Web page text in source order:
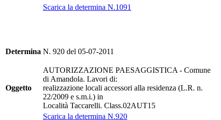
Scarica la determina N.1091
Determina N. 920 del 05-07-2011
Oggetto
AUTORIZZAZIONE PAESAGGISTICA - Comune
di Amandola. Lavori di:
realizzazione locali accessori alla residenza (L.R. n.
22/2009 e s.m.i.) in
Località Taccarelli. Class.02AUT15
Scarica la determina N.920